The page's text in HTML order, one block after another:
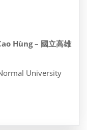
Hùng – 國立高雄
University
City
I/ Thông